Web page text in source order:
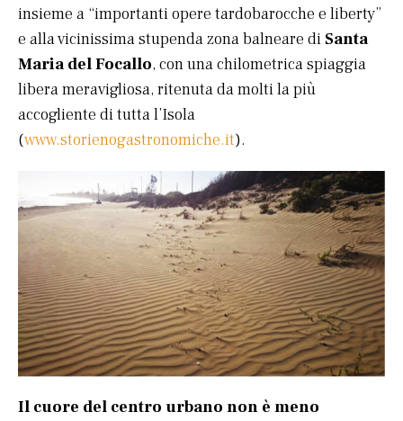
insieme a “importanti opere tardobarocche e liberty”
e alla vicinissima stupenda zona balneare di Santa
Maria del Focallo, con una chilometrica spiaggia
libera meravigliosa, ritenuta da molti la più
accogliente di tutta l’Isola
(www.storienogastronomiche.it).
Il cuore del centro urbano non è meno